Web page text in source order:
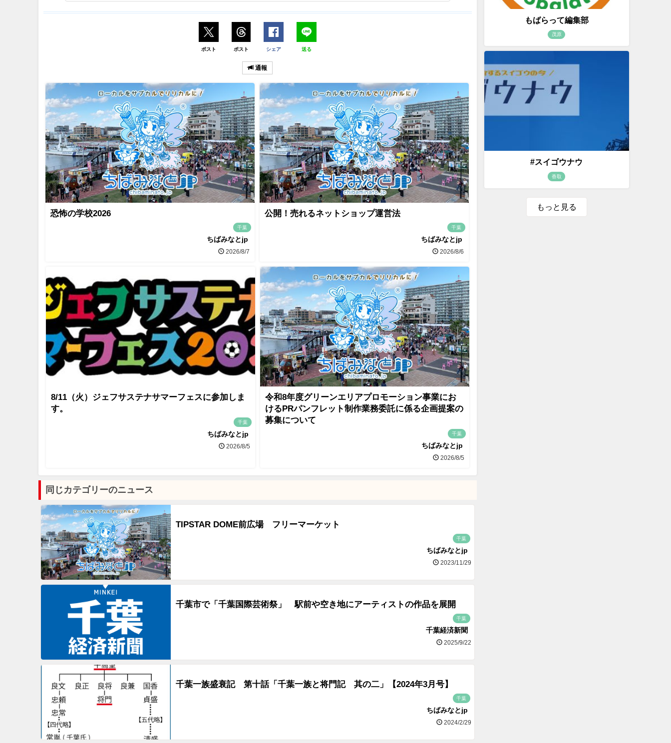
ポスト ポスト シェア 送る
通報
恐怖の学校2026
千葉
ちばみなとjp
2026/8/7
公開！売れるネットショップ運営法
千葉
ちばみなとjp
2026/8/6
8/11（火）ジェフサステナサマーフェスに参加しま
す。
千葉
ちばみなとjp
2026/8/5
令和8年度グリーンエリアプロモーション事業にお
けるPRパンフレット制作業務委託に係る企画提案の
募集について
千葉
ちばみなとjp
2026/8/5
同じカテゴリーのニュース
TIPSTAR DOME前広場 フリーマーケット
千葉
ちばみなとjp
2023/11/29
千葉市で「千葉国際芸術祭」 駅前や空き地にアーティストの作品を展開
千葉
千葉経済新聞
2025/9/22
千葉一族盛衰記 第十話「千葉一族と将門記 其の二」【2024年3月号】
千葉
ちばみなとjp
2024/2/29
もばらって編集部
茂原
#スイゴウナウ
香取
もっと見る